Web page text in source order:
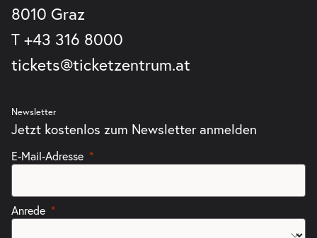
8010 Graz
T +43 316 8000
tickets@ticketzentrum.at
Newsletter
Jetzt kostenlos zum Newsletter anmelden
E-Mail-Adresse
Anrede